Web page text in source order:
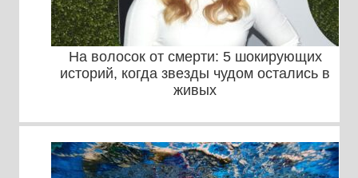
На волосок от смерти: 5 шокирующих
историй, когда звезды чудом остались в
живых